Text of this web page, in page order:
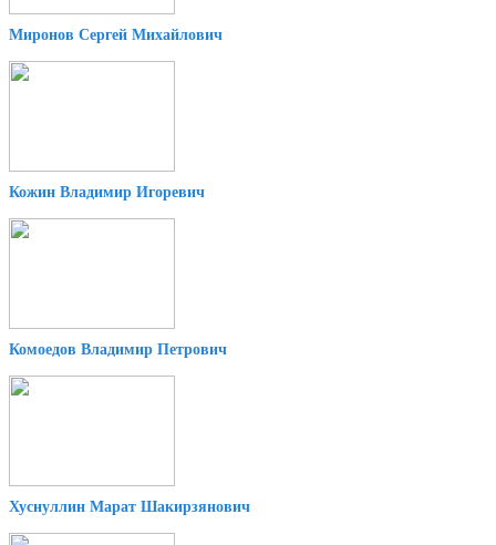
Миронов Сергей Михайлович
Кожин Владимир Игоревич
Комоедов Владимир Петрович
Хуснуллин Марат Шакирзянович